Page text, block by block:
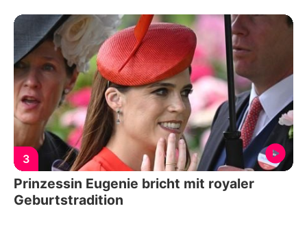
3
Prinzessin Eugenie bricht mit royaler
Geburtstradition